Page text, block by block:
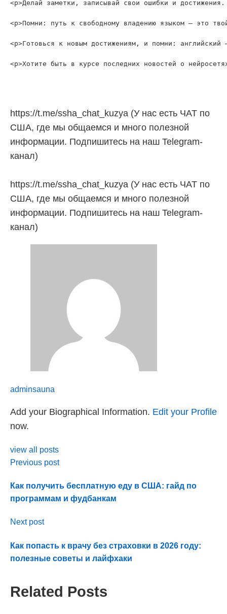
<p>Делай заметки, записывай свои ошибки и
<p>Помни: путь к свободному владению языком — это
<p>Готовься к новым достижениям, и помни:
https://t.me/ssha_chat_kuzya (У нас есть ЧАТ по
США, где мы общаемся и много полезной
информации. Подпишитесь на наш Telegram-
канал)
https://t.me/ssha_chat_kuzya (У нас есть ЧАТ по
США, где мы общаемся и много полезной
информации. Подпишитесь на наш Telegram-
канал)
adminsauna
Add your Biographical Information. Edit your Profile
now.
view all posts
Previous post
Как получить бесплатную еду в США: гайд по
программам и фудбанкам
Next post
Как попасть к врачу без страховки в 2026 году:
полезные советы и лайфхаки
Related Posts